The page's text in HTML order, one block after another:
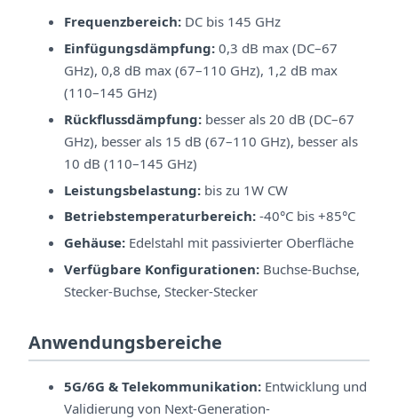
Frequenzbereich: DC bis 145 GHz
Einfügungsdämpfung: 0,3 dB max (DC–67
GHz), 0,8 dB max (67–110 GHz), 1,2 dB max
(110–145 GHz)
Rückflussdämpfung: besser als 20 dB (DC–67
GHz), besser als 15 dB (67–110 GHz), besser als
10 dB (110–145 GHz)
Leistungsbelastung: bis zu 1W CW
Betriebstemperaturbereich: -40°C bis +85°C
Gehäuse: Edelstahl mit passivierter Oberfläche
Verfügbare Konfigurationen: Buchse-Buchse,
Stecker-Buchse, Stecker-Stecker
Anwendungsbereiche
5G/6G & Telekommunikation: Entwicklung und
Validierung von Next-Generation-